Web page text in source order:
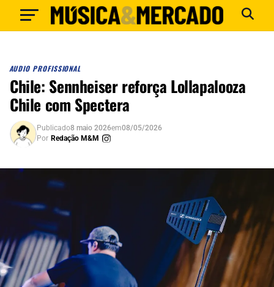
AUDIO PROFISSIONAL
Chile: Sennheiser reforça Lollapalooza
Chile com Spectera
Publicado8 maio 2026em08/05/2026
Por Redação M&M